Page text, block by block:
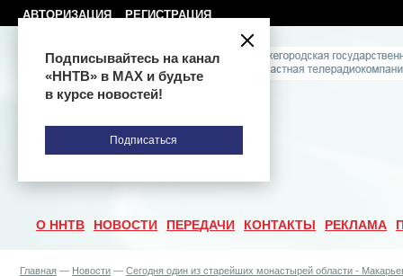
АВТОРИЗАЦИЯ РЕГИСТРАЦИЯ
О ННТВ НОВОСТИ ПЕРЕДАЧИ КОНТАКТЫ РЕКЛАМА
Главная — Новости — Сегодня один из старейших монастырей области -
Подписывайтесь на канал
«ННТВ» в МАХ и будьте
в курсе новостей!
Подписаться